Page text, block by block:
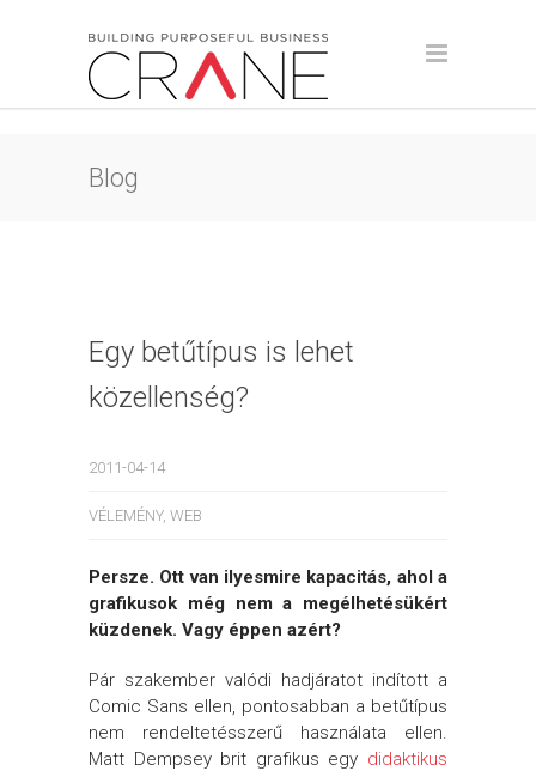
Blog
Egy betűtípus is lehet
közellenség?
2011-04-14
VÉLEMÉNY, WEB
Persze. Ott van ilyesmire kapacitás, ahol a
grafikusok még nem a megélhetésükért
küzdenek. Vagy éppen azért?
Pár szakember valódi hadjáratot indított a
Comic Sans ellen, pontosabban a betűtípus
nem rendeltetésszerű használata ellen.
Matt Dempsey brit grafikus egy didaktikus